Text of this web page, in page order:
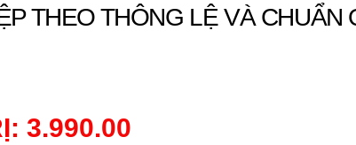
THEO THÔNG LỆ VÀ CHUẨN
3.990.00